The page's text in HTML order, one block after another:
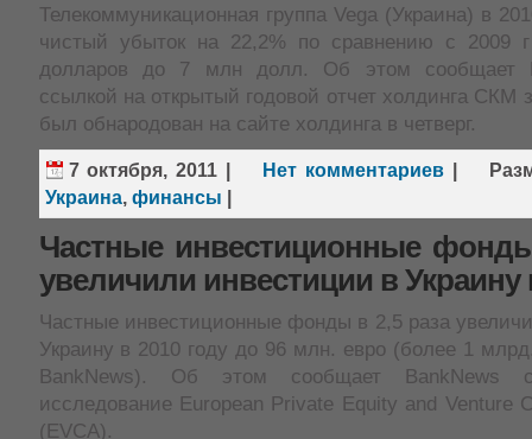
Телекоммуникационная группа Vega (Украина) в
чистый убыток на 22,2% по сравнению с 2009
долларов до 7 млн долл. Об этом сообщает
ссылкой на открытый годовой отчет холдинга СКМ
был обнародован на сайте холдинга в четверг.
7 октября, 2011 Нет комментариев
Украина, финансы
Частные инвестиционные
увеличили инвестиции в Украину
Частные инвестиционные фонды в 2,5 раза
Украину в 2010 году до 96 млн. евро (более 1
BankNews). Об этом сообщает BankNews
исследование European Private Equity and Venture
(EVCA).